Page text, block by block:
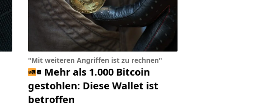
"Mit weiteren Angriffen ist zu rechnen"
Mehr als 1.000 Bitcoin
gestohlen: Diese Wallet ist
betroffen